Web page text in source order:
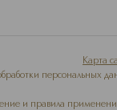
Карта
персональных
и правила